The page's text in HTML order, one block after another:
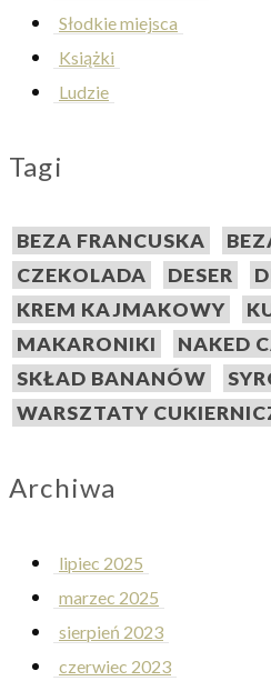
Słodkie miejsca
Książki
Ludzie
Tagi
BEZA FRANCUSKA
CZEKOLADA
DESER
KREM KAJMAKOWY
MAKARONIKI
NAKED
SKŁAD BANANÓW
WARSZTATY
Archiwa
lipiec 2025
marzec 2025
sierpień 2023
czerwiec 2023